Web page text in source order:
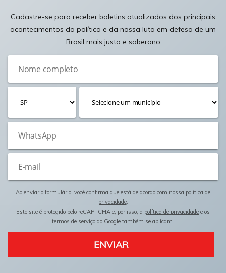
Cadastre-se para receber boletins atualizados dos principais
acontecimentos da política e da nossa luta em defesa de um
Brasil mais justo e soberano
Ao enviar o formulário, você confirma que está de acordo com nossa política de
privacidade.
Este site é protegido pelo reCAPTCHA e, por isso, a política de privacidade e os
termos de serviço do Google também se aplicam.
ENVIAR